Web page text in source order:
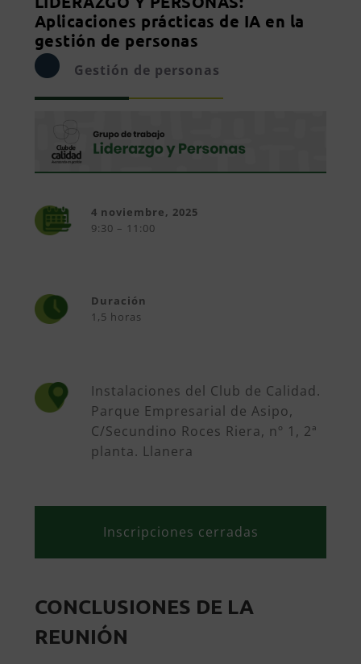
Aplicaciones prácticas de IA en la
gestión de personas
Gestión de personas
4 noviembre, 2025
9:30 – 11:00
Duración
1,5 horas
Instalaciones del Club de Calidad.
Parque Empresarial de Asipo,
C/Secundino Roces Riera, nº 1, 2ª
planta. Llanera
Inscripciones cerradas
CONCLUSIONES DE LA
REUNIÓN